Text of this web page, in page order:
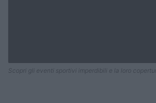
Scopri gli eventi sportivi imperdibili e la loro